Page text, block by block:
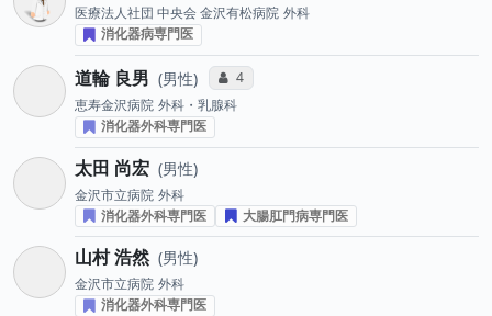
医療法人社団 中央会 金沢有松病院 外科
消化器病専門医
道輪 良男 男性 コミュニケーション・タイプ投票数
4
恵寿金沢病院 外科・乳腺科
消化器外科専門医
太田 尚宏 男性
金沢市立病院 外科
消化器外科専門医
大腸肛門病専門医
山村 浩然 男性
金沢市立病院 外科
消化器外科専門医